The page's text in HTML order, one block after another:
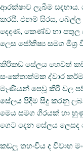
ආරක්‌ෂාව ලැබීම සඳහාය.
කරයි. එනම් සිරස, බෙල්ල
දෙදණ, කෙණ්‌ඩ හා පතුල
ලෙස ජෝතිෂ්‍ය සමග මිශ්‍ර
කිරිකඩ සේලය හෙවත්
සංකේතාත්මක ද්වාර
මෑණියන් පෙවූ කිරි වල
සේලය පිදීම සිදු කරනු
මෙය සමග ගිරයක්‌ හා
ගෙට දෙන සේලය ලෙසද
කඩලු තහංචිය ද විවාහ